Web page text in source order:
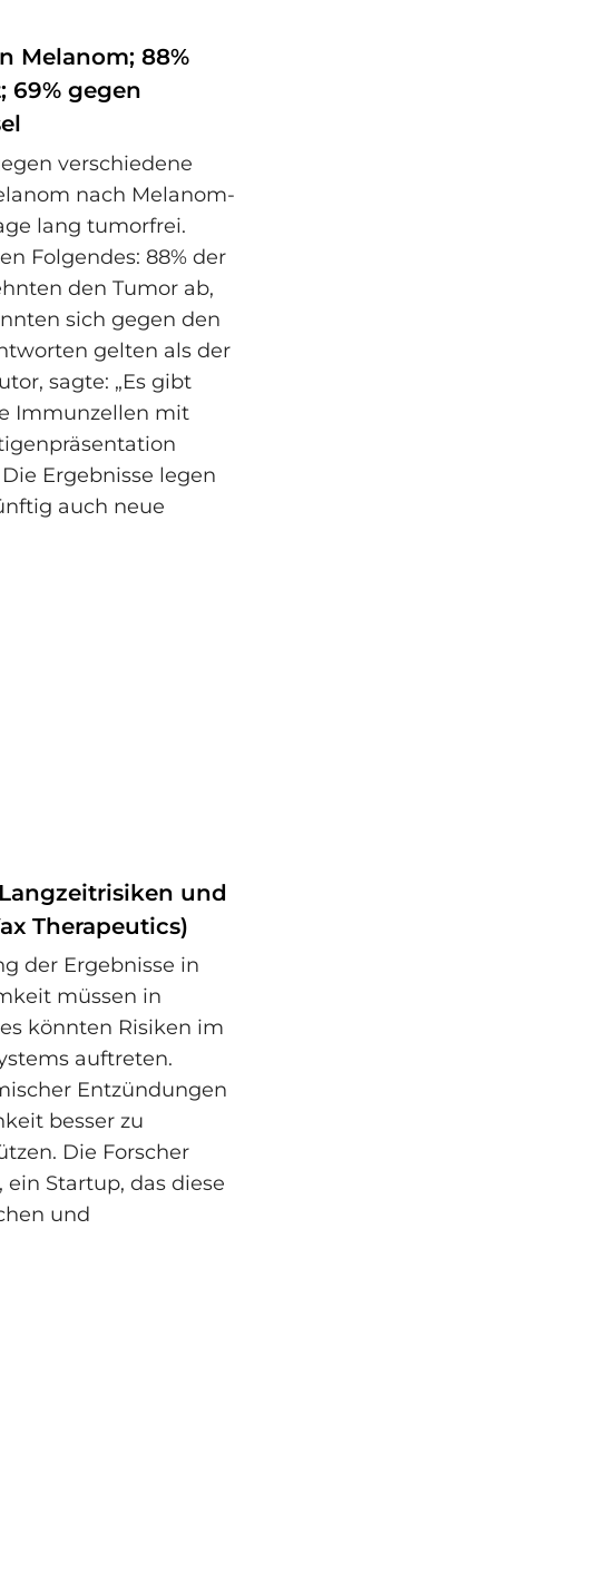
Melanom; 88%
69% gegen
verschiedene
nach Melanom-
lang tumorfrei.
Folgendes: 88% der
den Tumor ab,
sich gegen den
gelten als der
sagte: „Es gibt
Immunzellen mit
Ergebnisse legen
auch neue
und
Therapeutics)
der Ergebnisse in
müssen in
könnten Risiken im
auftreten.
Entzündungen
besser zu
Die Forscher
Startup, das diese
und